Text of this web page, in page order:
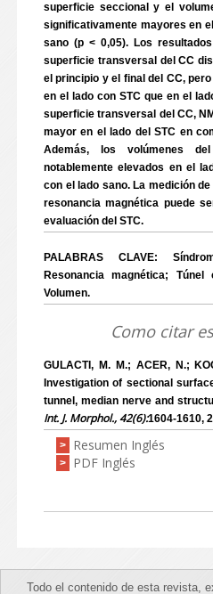
superficie seccional y el
significativamente mayores en
sano (p < 0,05). Los
superficie transversal del CC
el principio y el final del CC,
en el lado con STC que en el
superficie transversal del CC,
mayor en el lado del STC en
Además, los volúmenes
notablemente elevados en el
con el lado sano. La medición
resonancia magnética puede
evaluación del STC.
PALABRAS CLAVE:
Resonancia magnética;
Volumen.
Como citar
GULACTI, M. M.; ACER, N.;
Investigation of sectional
tunnel, median nerve and
Int. J. Morphol., 42(6):1604-1610,
> Resumen Inglés
> PDF Inglés
Todo el contenido de esta revista,